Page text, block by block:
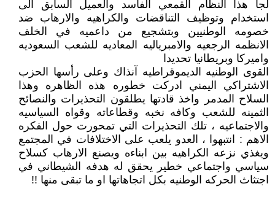
لجأ هذا النظام القمعي الفاسد والعميل السابق الى
استخدام وتوظيف التناقضات والكراهيه والارهاب ضد
خصومه الوطنيين وبتشجيع من داعميه في الخلف
الانظمه الرجعيه والامبرياليه المعاديه للشعب السعوديه
واميركا وبريطانيا تحديدا
القوى الوطنيه الديموقراطيه آنذاك وعلى رأسها الحزب
الاشتراكي اليمني ادركت خطوره هذه الظاهره وهذا
السلاح المدمر واخذ قادتها يطلقون التحذيرات والنصائح
الثمينه للشعب وكافه نخبه وقطاعاته وقواه السياسيه
والاجتماعيه ، تلك التحذيرات التي تمحورت حول الفكره
الاهم : انتبهوا ، العدو يلعب على الاختلافات في المجتمع
ويغذي نزعه الكراهيه بين ابناءه ويصنع الارهاب كسلاح
سياسي واجتماعي خطير يحقق له هدفه الشيطاني في
اجتثاث الحركه الوطنيه بكل اتجاهاتها او ما تبقى منها !!